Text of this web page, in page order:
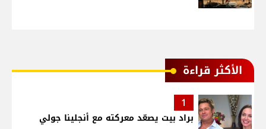
الأكثر قراءة
1
براد بيت يصعّد معركته مع أنجلينا جولي